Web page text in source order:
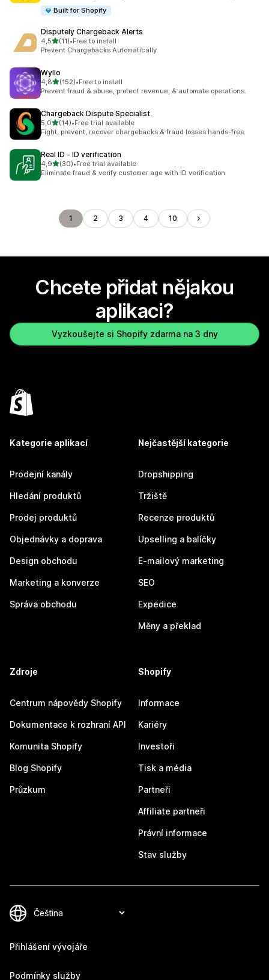
Built for Shopify
Disputely Chargeback Alerts
4,5z 5 hvězd
(11)
Celkový počet recenzí: 11
•Free to install
Prevent Chargebacks Automatically
Wyllo
4,8z 5 hvězd
(152)
Celkový počet recenzí: 152
•Free to install
Prevent fraud & abuse, protect revenue, & automate operations.
Chargeback Dispute Specialist
5,0z 5 hvězd
(14)
Celkový počet recenzí: 14
•Free trial available
Fight, prevent, recover chargebacks & fraud losses hands-free
Real ID ‑ ID verification
4,9z 5 hvězd
(30)
Celkový počet recenzí: 30
•Free trial available
Eliminate fraud & verify customer age with ID verification
1 2 3 4 10
Chcete přidat nějakou
aplikaci?
Vyzkoušejte si Shopify zdarma na 3 dny
Kategorie aplikací
Prodejní kanály
Hledání produktů
Prodej produktů
Objednávky a doprava
Design obchodu
Marketing a konverze
Správa obchodu
Nejčastější kategorie
Dropshipping
Tržiště
Recenze produktů
Upselling a balíčky
E-mailový marketing
SEO
Expedice
Měny a překlad
Zdroje
Centrum nápovědy Shopify
Dokumentace k rozhraní API
Komunita Shopify
Blog Shopify
Průzkum
Shopify
Informace
Kariéry
Investoři
Tisk a média
Partneři
Affiliate partneři
Právní informace
Stav služby
Přihlášení vývojáře
Podmínky služby